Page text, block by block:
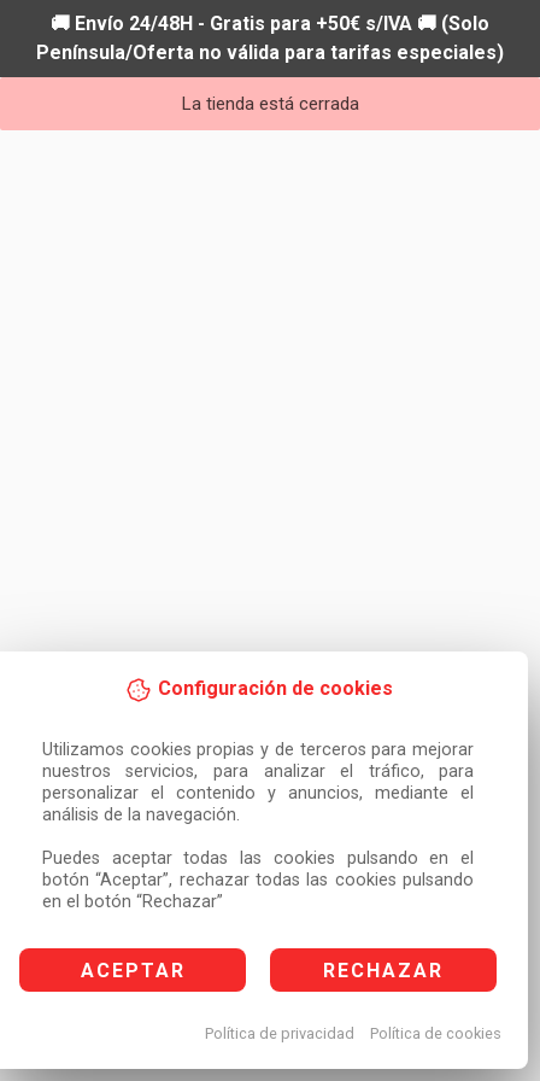
Configuración de cookies
Utilizamos cookies propias y de terceros para mejorar
nuestros servicios, para analizar el tráfico, para
personalizar el contenido y anuncios, mediante el
análisis de la navegación.
Puedes aceptar todas las cookies pulsando en el
botón “Aceptar”, rechazar todas las cookies pulsando
en el botón “Rechazar”
ACEPTAR RECHAZAR
Política de privacidad Política de cookies
🚚 Envío 24/48H - Gratis para +50€ s/IVA 🚚 (Solo
Península/Oferta no válida para tarifas especiales)
La tienda está cerrada